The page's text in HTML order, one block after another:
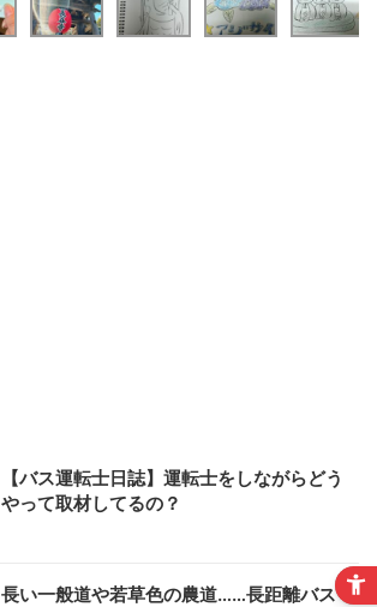
【バス運転士日誌】運転士をしながらどう
やって取材してるの？
長い一般道や若草色の農道……長距離バス